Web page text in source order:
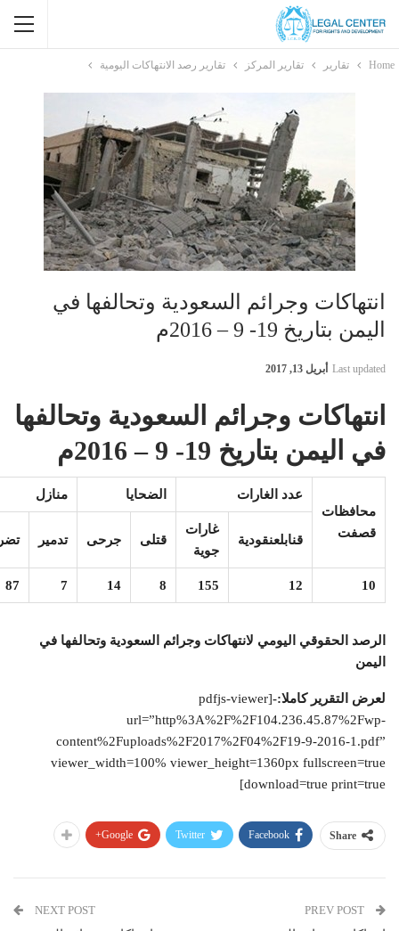
Home تقارير تقارير المركز تقارير رصد الانتهاكات اليومية
انتهاكات وجرائم السعودية وتحالفها في
اليمن بتاريخ 19- 9 – 2016م
Last updated أبريل 13, 2017
انتهاكات وجرائم السعودية وتحالفها
في اليمن بتاريخ 19- 9 – 2016م
محافظات
قصفت
عدد الغارات الضحايا منازل
قنابلعنقودية
غارات
جوية
قتلى جرحى تدمير
10
12
155
8
14
7
87
الرصد الحقوقي اليومي لانتهاكات وجرائم السعودية وتحالفها في
اليمن
لعرض التقرير كاملا:- [pdfjs-viewer
url=”http%3A%2F%2F104.236.45.87%2Fwp-
content%2Fuploads%2F2017%2F04%2F19-9-2016-1.pdf”
viewer_width=100% viewer_height=1360px fullscreen=true
download=true print=true]
Share
Facebook
Twitter
Google+
NEXT POST